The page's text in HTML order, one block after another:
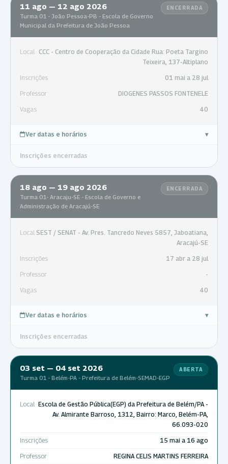
11 ago — 12 ago 2026
Turma 01 - João Pessoa-PB - Escola de Governo
Municipal da Prefeitura de João Pessoa
ENCERRADA
Local
CCC - Centro de Cooperação da Cidade Rua: Poeta Targino
Teixeira, 137-Altiplano
Inscrições 01 mai a 28 jul
Professor DIOGENES PASSOS FONTENELE
Vagas 40
Ver datas e horários ▾
Inscrições encerradas
18 ago — 19 ago 2026
Turma 01- Aracaju-SE - Escola de Governo e
Administração de Aracajú-SE
ENCERRADA
Local SEST / SENAT - Av. Pres. Tancredo Neves 5857, Jaboatiana,
Aracajú-SE
Inscrições 17 abr a 28 jul
Professor -
Vagas 40
Ver datas e horários ▾
Inscrições encerradas
03 set — 04 set 2026
Turma 01 - Belém-PA - Prefeitura de Belém-SEMAD-EGP
ABERTA
Local Escola de Gestão Pública(EGP) da Prefeitura de Belém/PA -
Av. Almirante Barroso, 1312, Bairro: Marco, Belém-PA,
66.093-020
Inscrições 15 mai a 16 ago
Professor REGINA CELIS MARTINS FERREIRA